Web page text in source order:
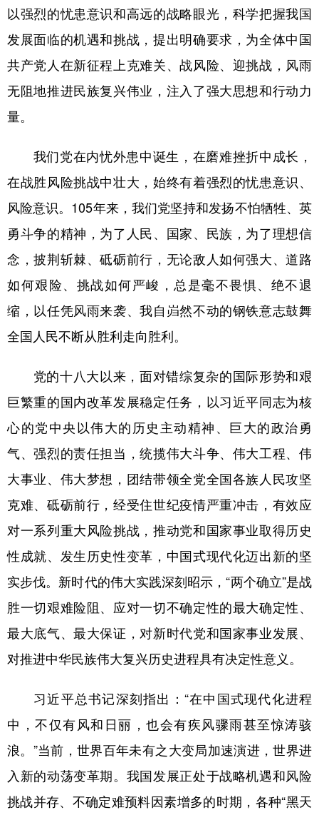
一带一路
文化产业
地方频道
辽宁 吉林 上海 江苏
浙江 安徽 福建 江西
山东 河南 湖北 湖南
广东 广西 海南 重庆
新疆 内蒙古
多语种频道
Deutsch Português
以强烈的忧患意识和高远的战略眼光，科学把握我国
发展面临的机遇和挑战，提出明确要求，为全体中国
共产党人在新征程上克难关、战风险、迎挑战，风雨
无阻地推进民族复兴伟业，注入了强大思想和行动力
量。
我们党在内忧外患中诞生，在磨难挫折中成长，
在战胜风险挑战中壮大，始终有着强烈的忧患意识、
风险意识。105年来，我们党坚持和发扬不怕牺牲、英
勇斗争的精神，为了人民、国家、民族，为了理想信
念，披荆斩棘、砥砺前行，无论敌人如何强大、道路
如何艰险、挑战如何严峻，总是毫不畏惧、绝不退
缩，以任凭风雨来袭、我自岿然不动的钢铁意志鼓舞
全国人民不断从胜利走向胜利。
党的十八大以来，面对错综复杂的国际形势和艰
巨繁重的国内改革发展稳定任务，以习近平同志为核
心的党中央以伟大的历史主动精神、巨大的政治勇
气、强烈的责任担当，统揽伟大斗争、伟大工程、伟
大事业、伟大梦想，团结带领全党全国各族人民攻坚
克难、砥砺前行，经受住世纪疫情严重冲击，有效应
对一系列重大风险挑战，推动党和国家事业取得历史
性成就、发生历史性变革，中国式现代化迈出新的坚
实步伐。新时代的伟大实践深刻昭示，“两个确立”是战
胜一切艰难险阻、应对一切不确定性的最大确定性、
最大底气、最大保证，对新时代党和国家事业发展、
对推进中华民族伟大复兴历史进程具有决定性意义。
习近平总书记深刻指出：“在中国式现代化进程
中，不仅有风和日丽，也会有疾风骤雨甚至惊涛骇
浪。”当前，世界百年未有之大变局加速演进，世界进
入新的动荡变革期。我国发展正处于战略机遇和风险
挑战并存、不确定难预料因素增多的时期，各种“黑天